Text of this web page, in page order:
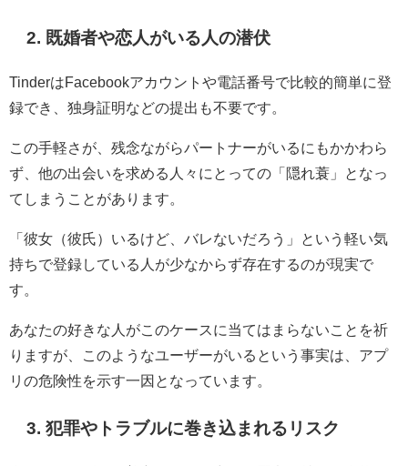
2. 既婚者や恋人がいる人の潜伏
TinderはFacebookアカウントや電話番号で比較的簡単に登
録でき、独身証明などの提出も不要です。
この手軽さが、残念ながらパートナーがいるにもかかわら
ず、他の出会いを求める人々にとっての「隠れ蓑」となっ
てしまうことがあります。
「彼女（彼氏）いるけど、バレないだろう」という軽い気
持ちで登録している人が少なからず存在するのが現実で
す。
あなたの好きな人がこのケースに当てはまらないことを祈
りますが、このようなユーザーがいるという事実は、アプ
リの危険性を示す一因となっています。
3. 犯罪やトラブルに巻き込まれるリスク